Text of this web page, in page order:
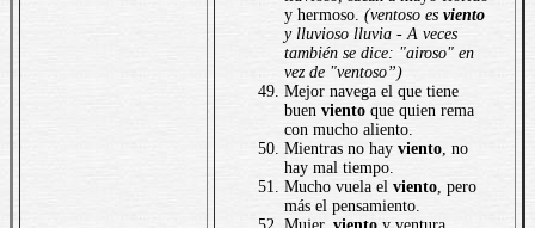
y hermoso. (ventoso es viento
y lluvioso lluvia - A veces
también se dice: "airoso" en
vez de "ventoso”)
Mejor navega el que tiene
buen viento que quien rema
con mucho aliento.
Mientras no hay viento, no
hay mal tiempo.
Mucho vuela el viento, pero
más el pensamiento.